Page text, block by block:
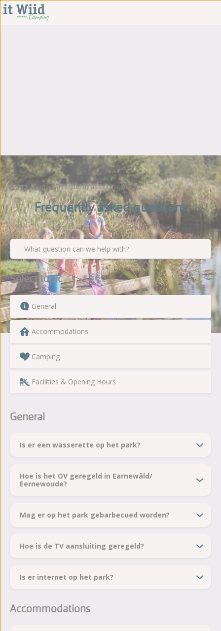
It Wiid Contact Frequently asked questions
Frequently asked questions
What question can we help with?
Select topic
General
Accommodations
Camping
Facilities & Opening Hours
General
Is er een wasserette op het park?
Hoe is het OV geregeld in Earnewâld/
Eernewoude?
Mag er op het park gebarbecued worden?
Hoe is de TV aansluiting geregeld?
Is er internet op het park?
Accommodations